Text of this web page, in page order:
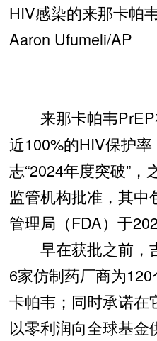
HIV感染的来那卡帕
Aaron Ufumeli/AP
来那卡帕韦PrEP
近100%的HIV保护
志“2024年度突破”
监管机构批准，其中
管理局（FDA）于
早在获批之前，
6家仿制药厂商为
卡帕韦；同时承诺在
以零利润向全球基金